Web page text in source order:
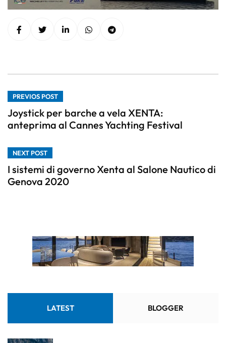
PREVIOS POST
Joystick per barche a vela XENTA:
anteprima al Cannes Yachting Festival
NEXT POST
I sistemi di governo Xenta al Salone Nautico di
Genova 2020
LATEST BLOGGER